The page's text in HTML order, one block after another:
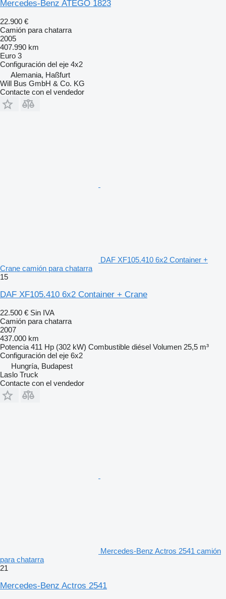
Mercedes-Benz ATEGO 1823
22.900 €
Camión para chatarra
2005
407.990 km
Euro 3
Configuración del eje 4x2
Alemania, Haßfurt
Will Bus GmbH & Co. KG
Contacte con el vendedor
DAF XF105.410 6x2 Container +
Crane camión para chatarra
15
DAF XF105.410 6x2 Container + Crane
22.500 € Sin IVA
Camión para chatarra
2007
437.000 km
Potencia 411 Hp (302 kW) Combustible diésel Volumen 25,5 m³
Configuración del eje 6x2
Hungría, Budapest
Laslo Truck
Contacte con el vendedor
Mercedes-Benz Actros 2541 camión
para chatarra
21
Mercedes-Benz Actros 2541